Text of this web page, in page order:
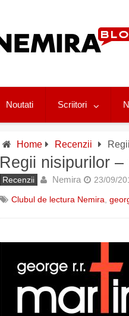
Noutati Scriitori
Home Recenzii
Regii nisipurilor
Recenzii Nemira 23/09/
Clubul de lectura Nemira